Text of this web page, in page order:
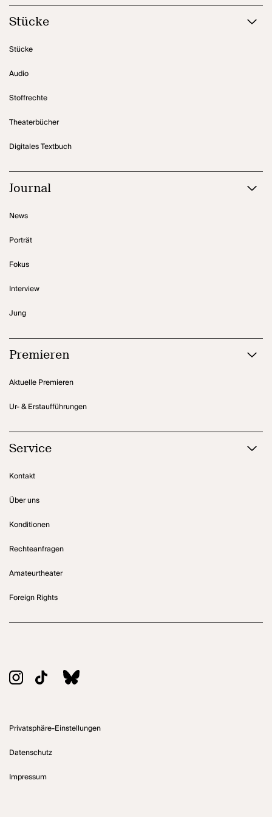
Wer denn?"
Stücke
Stücke
Audio
Stoffrechte
Theaterbücher
Digitales Textbuch
Journal
News
Porträt
Fokus
Interview
Jung
Premieren
Aktuelle Premieren
Ur- & Erstaufführungen
Service
Kontakt
Über uns
Konditionen
Rechteanfragen
Amateurtheater
Foreign Rights
Privatsphäre-Einstellungen
Datenschutz
Impressum